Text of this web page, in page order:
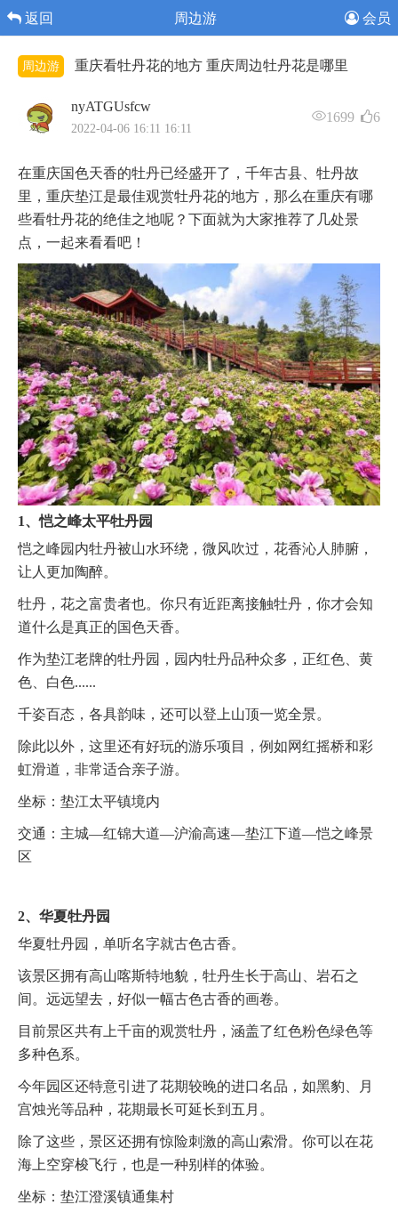
返回 周边游 会员
周边游 重庆看牡丹花的地方 重庆周边牡丹花是哪里
nyATGUsfcw
2022-04-06 16:11 16:11
1699 6
在重庆国色天香的牡丹已经盛开了，千年古县、牡丹故
里，重庆垫江是最佳观赏牡丹花的地方，那么在重庆有哪
些看牡丹花的绝佳之地呢？下面就为大家推荐了几处景
点，一起来看看吧！
1、恺之峰太平牡丹园
恺之峰园内牡丹被山水环绕，微风吹过，花香沁人肺腑，
让人更加陶醉。
牡丹，花之富贵者也。你只有近距离接触牡丹，你才会知
道什么是真正的国色天香。
作为垫江老牌的牡丹园，园内牡丹品种众多，正红色、黄
色、白色......
千姿百态，各具韵味，还可以登上山顶一览全景。
除此以外，这里还有好玩的游乐项目，例如网红摇桥和彩
虹滑道，非常适合亲子游。
坐标：垫江太平镇境内
交通：主城—红锦大道—沪渝高速—垫江下道—恺之峰景
区
2、华夏牡丹园
华夏牡丹园，单听名字就古色古香。
该景区拥有高山喀斯特地貌，牡丹生长于高山、岩石之
间。远远望去，好似一幅古色古香的画卷。
目前景区共有上千亩的观赏牡丹，涵盖了红色粉色绿色等
多种色系。
今年园区还特意引进了花期较晚的进口名品，如黑豹、月
宫烛光等品种，花期最长可延长到五月。
除了这些，景区还拥有惊险刺激的高山索滑。你可以在花
海上空穿梭飞行，也是一种别样的体验。
坐标：垫江澄溪镇通集村